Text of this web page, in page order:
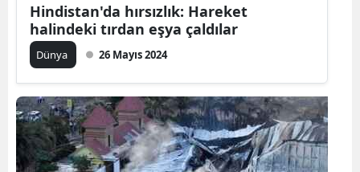
Hindistan'da hırsızlık: Hareket
halindeki tırdan eşya çaldılar
Dünya 26 Mayıs 2024